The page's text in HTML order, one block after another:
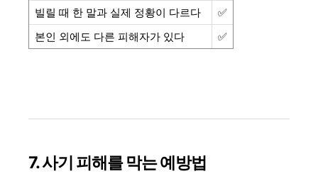
빌릴 때 한 말과 실제 정황이 다르다
✅
본인 외에도 다른 피해자가 있다
✅
7. 사기 피해를 막는 예방법